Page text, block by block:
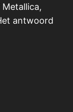
antwoord